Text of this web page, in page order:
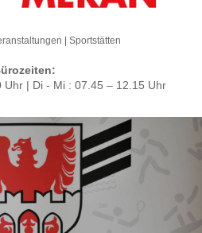
| Sportstätten
Uhr | Di - Mi : 07.45 – 12.15 Uhr